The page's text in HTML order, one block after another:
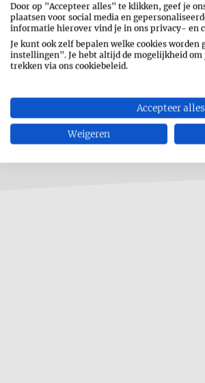
Door op "Accepteer alles" te klikken, geef je
plaatsen voor social media en
informatie hierover vind je in ons privacy- en
Je kunt ook zelf bepalen welke cookies worden
instellingen". Je hebt altijd de mogelijkheid
trekken via ons cookiebeleid.
Accepteer alles
Weigeren